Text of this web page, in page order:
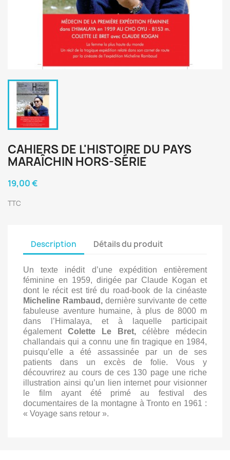
CAHIERS DE L'HISTOIRE DU PAYS
MARAÎCHIN HORS-SÉRIE
19,00 €
TTC
Description Détails du produit
Un texte inédit d’une expédition entièrement
féminine en 1959, dirigée par Claude Kogan et
dont le récit est tiré du road-book de la cinéaste
Micheline Rambaud,dernière survivante de cette
fabuleuse aventure humaine, à plus de 8000 m
dans l’Himalaya, et à laquelle participait
également Colette Le Bret, célèbre médecin
challandais qui a connu une fin tragique en 1984,
puisqu’elle a été assassinée par un de ses
patients dans un excès de folie. Vous y
découvrirez au cours de ces 130 page une riche
illustration ainsi qu’un lien internet pour visionner
le film ayant été primé au festival des
documentaires de la montagne à Tronto en 1961 :
« Voyage sans retour ».